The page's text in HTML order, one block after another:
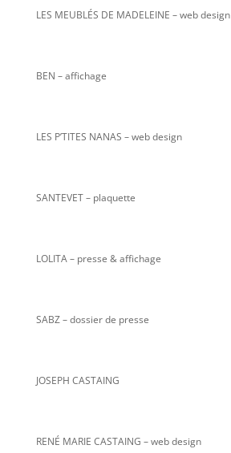
LES MEUBLÉS DE MADELEINE – web design
BEN – affichage
LES P’TITES NANAS – web design
SANTEVET – plaquette
LOLITA – presse & affichage
SABZ – dossier de presse
JOSEPH CASTAING
RENÉ MARIE CASTAING – web design